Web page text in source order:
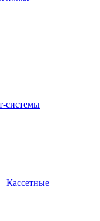
системы
Кассетные